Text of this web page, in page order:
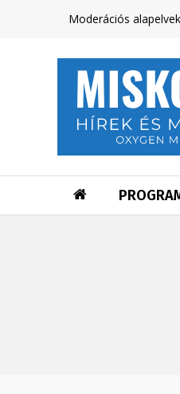
Moderációs alapelvek